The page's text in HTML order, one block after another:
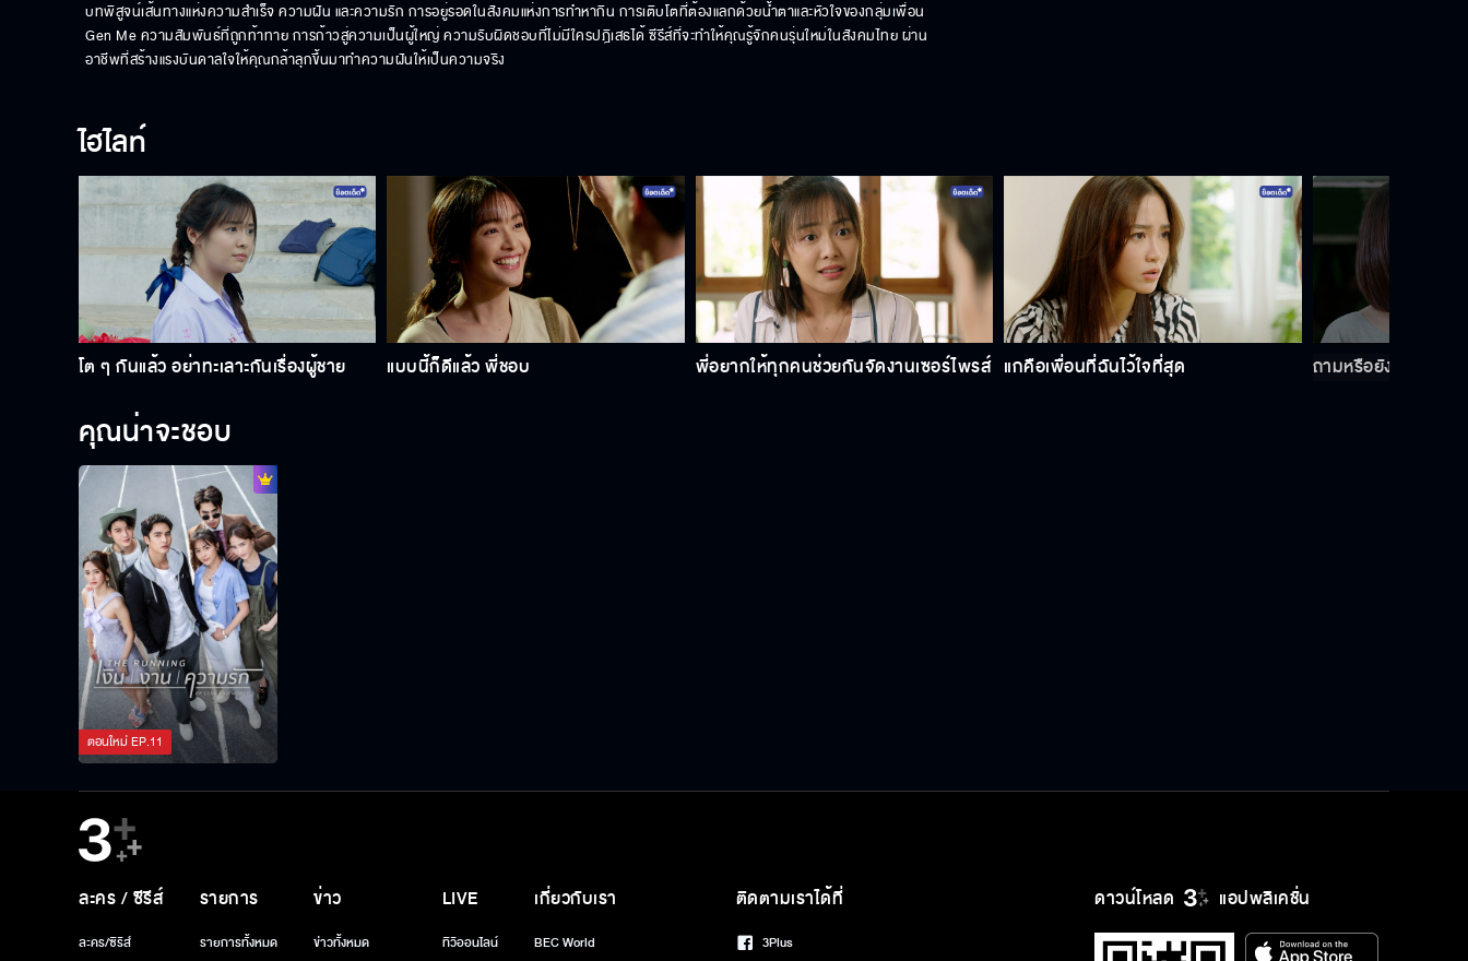
บทพิสูจน์เส้นทางแห่งความสำเร็จ ความฝัน และความรัก การอยู่รอดในสังคมแห่งการทำหากิน การเติบโตที่ต้องแลกด้วยน้ำตาและหัวใจของกลุ่มเพื่อน
Gen Me ความสัมพันธ์ที่ถูกท้าทาย การก้าวสู่ความเป็นผู้ใหญ่ ความรับผิดชอบที่ไม่มีใครปฎิเสธได้ ซีรีส์ที่จะทำให้คุณรู้จักคนรุ่นใหม่ในสังคมไทย ผ่าน
อาชีพที่สร้างแรงบันดาลใจให้คุณกล้าลุกขึ้นมาทำความฝันให้เป็นความจริง
ไฮไลท์
โต ๆ กันแล้ว อย่าทะเลาะกันเรื่องผู้ชาย แบบนี้ก็ดีแล้ว พี่ชอบ พี่อยากให้ทุกคนช่วยกันจัดงานเซอร์ไพรส์ แกคือเพื่อนที่ฉันไว้ใจที่สุด ถามหรือยังว่ารู้สึกแ
คุณน่าจะชอบ
ตอนใหม่EP.11
ดาวน์โหลด แอปพลิเคชั่น
ละคร / ซีรีส์
ละคร/ซีรีส์
รายการ
รายการทั้งหมด
ข่าว
ข่าวทั้งหมด
LIVE
ทีวีออนไลน์
เกี่ยวกับเรา
BEC World
ติดตามเราได้ที่
3Plus